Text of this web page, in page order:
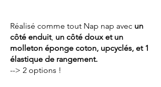
Réalisé comme tout Nap nap avec un
côté enduit, un côté doux et un
molleton éponge coton, upcyclés, et 1
élastique de rangement.
--> 2 options !